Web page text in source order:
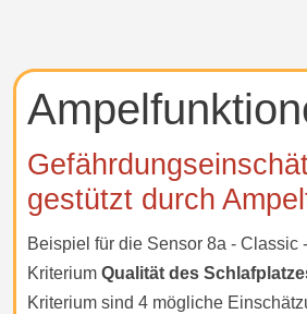
gestützt durch
Beispiel für die Sensor 8a - Classic
Kriterium Qualität des
Kriterium sind 4 mögliche